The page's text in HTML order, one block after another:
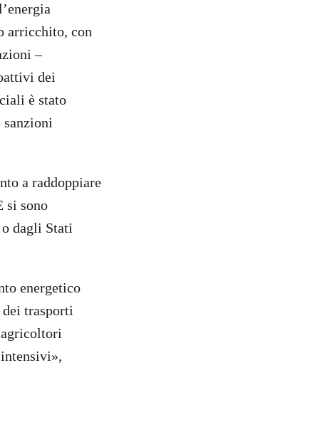
arricchito, con
–
dei
è stato
a raddoppiare
si sono
dagli Stati
energetico
trasporti